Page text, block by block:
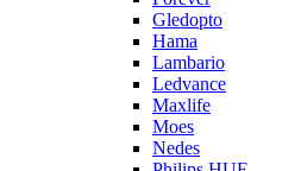
Gledopto
Hama
Lambario
Ledvance
Maxlife
Moes
Nedes